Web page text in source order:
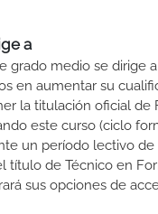
a
grado medio se dirige
en aumentar su
la titulación oficial de
este curso (ciclo
un período lectivo de
título de Técnico en
sus opciones de